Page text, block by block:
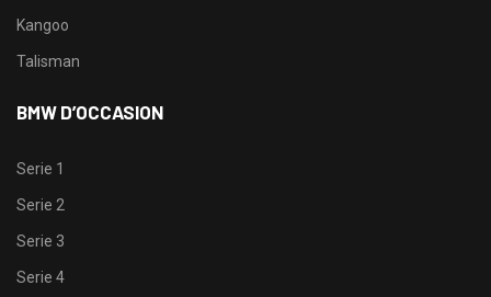
Kangoo
Talisman
BMW D’OCCASION
Serie 1
Serie 2
Serie 3
Serie 4